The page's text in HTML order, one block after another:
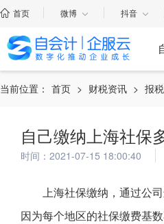
首页 微博 抖音
当前位置： 首页 > 财税资讯 > 报
自己缴纳上海社保
时间：2021-07-15 18:00:40
上海社保缴纳，通过公
因为每个地区的社保缴费基